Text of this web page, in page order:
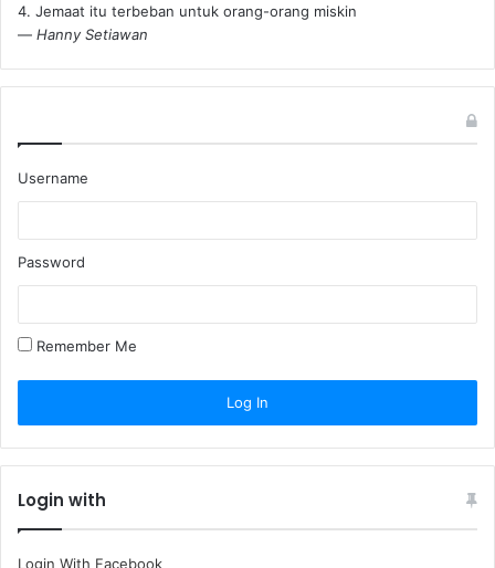
4. Jemaat itu terbeban untuk orang-orang miskin
— Hanny Setiawan
Username
Password
Remember Me
Login with
Login With Facebook